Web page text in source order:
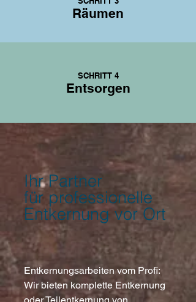
Räumen
SCHRITT 4
Entsorgen
Ihr Partner
für professionelle
Entkernung vor Ort
Entkernungsarbeiten vom Profi:
Wir bieten komplette Entkernung